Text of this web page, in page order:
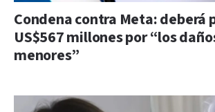
Condena contra Meta: deberá
US$567 millones por “los
menores”